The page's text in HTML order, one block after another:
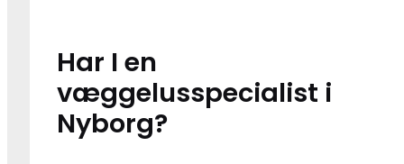
Har I en
væggelusspecialist i
Nyborg?